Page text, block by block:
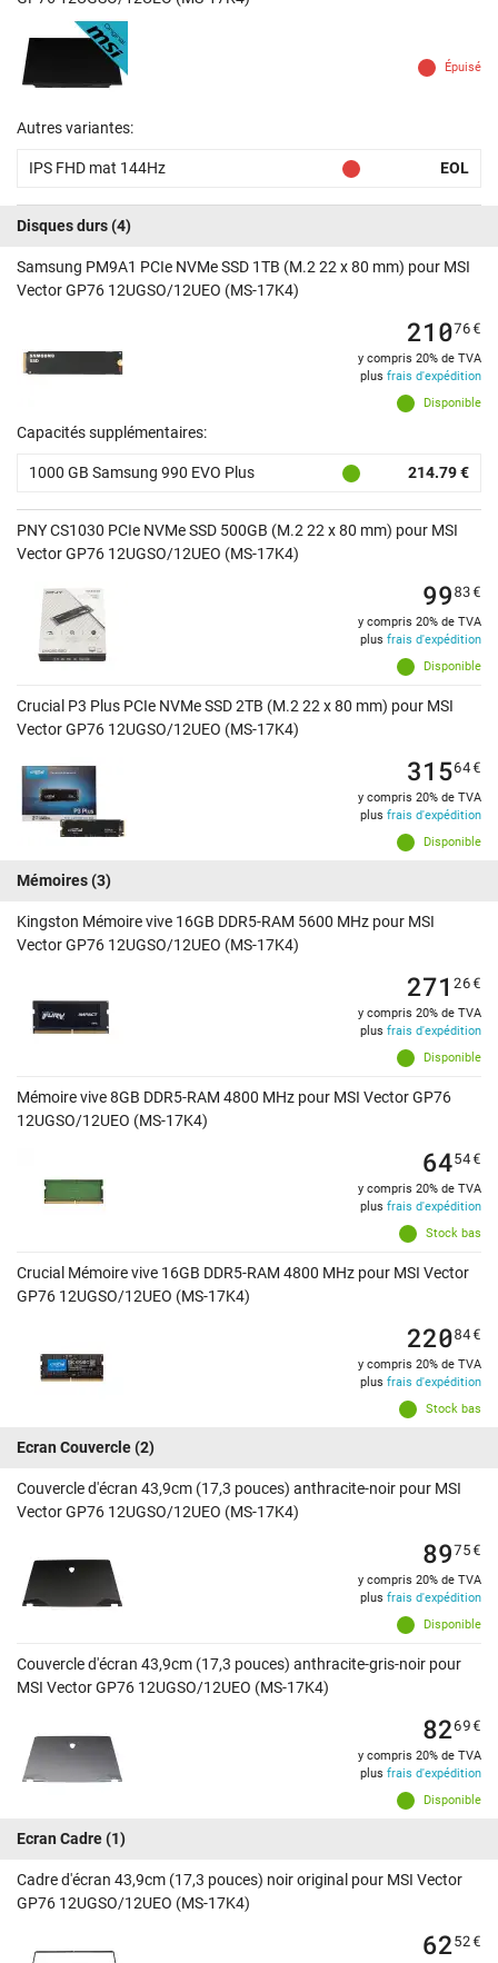
Épuisé
Autres variantes:
IPS FHD mat 144Hz EOL
Disques durs(4)
Samsung PM9A1 PCIe NVMe SSD 1TB (M.2 22 x 80 mm) pour MSI
Vector GP76 12UGSO/12UEO (MS-17K4)
Disponible
21076€
y compris 20% de TVA
plus frais d'expédition
Capacités supplémentaires:
1000 GB Samsung 990 EVO Plus 214.79 €
PNY CS1030 PCIe NVMe SSD 500GB (M.2 22 x 80 mm) pour MSI
Vector GP76 12UGSO/12UEO (MS-17K4)
Disponible
9983€
y compris 20% de TVA
plus frais d'expédition
Crucial P3 Plus PCIe NVMe SSD 2TB (M.2 22 x 80 mm) pour MSI
Vector GP76 12UGSO/12UEO (MS-17K4)
Disponible
31564€
y compris 20% de TVA
plus frais d'expédition
Mémoires(3)
Kingston Mémoire vive 16GB DDR5-RAM 5600 MHz pour MSI
Vector GP76 12UGSO/12UEO (MS-17K4)
Disponible
271 26€
y compris 20% de TVA
plus frais d'expédition
Mémoire vive 8GB DDR5-RAM 4800 MHz pour MSI Vector GP76
12UGSO/12UEO (MS-17K4)
Stock bas
6454€
y compris 20% de TVA
plus frais d'expédition
Crucial Mémoire vive 16GB DDR5-RAM 4800 MHz pour MSI Vector
GP76 12UGSO/12UEO (MS-17K4)
Stock bas
22084€
y compris 20% de TVA
plus frais d'expédition
Ecran Couvercle(2)
Couvercle d'écran 43,9cm (17,3 pouces) anthracite-noir pour MSI
Vector GP76 12UGSO/12UEO (MS-17K4)
Disponible
8975€
y compris 20% de TVA
plus frais d'expédition
Couvercle d'écran 43,9cm (17,3 pouces) anthracite-gris-noir pour
MSI Vector GP76 12UGSO/12UEO (MS-17K4)
Disponible
8269€
y compris 20% de TVA
plus frais d'expédition
Ecran Cadre(1)
Cadre d'écran 43,9cm (17,3 pouces) noir original pour MSI Vector
GP76 12UGSO/12UEO (MS-17K4)
6252€